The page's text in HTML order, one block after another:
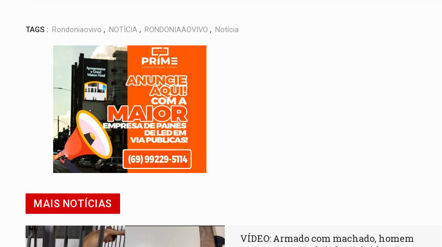
TAGS : Rondoniaovivo , NOTÍCIA , RONDONIAAOVIVO , Notícia
MAIS NOTÍCIAS
VÍDEO: Armado com machado, homem